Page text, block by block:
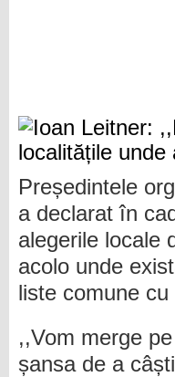
Președintele
a declarat în
alegerile locale
acolo unde
liste comune
,,Vom merge
șansa de a